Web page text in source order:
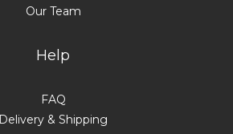
Our Team
Help
FAQ
Delivery & Shipping